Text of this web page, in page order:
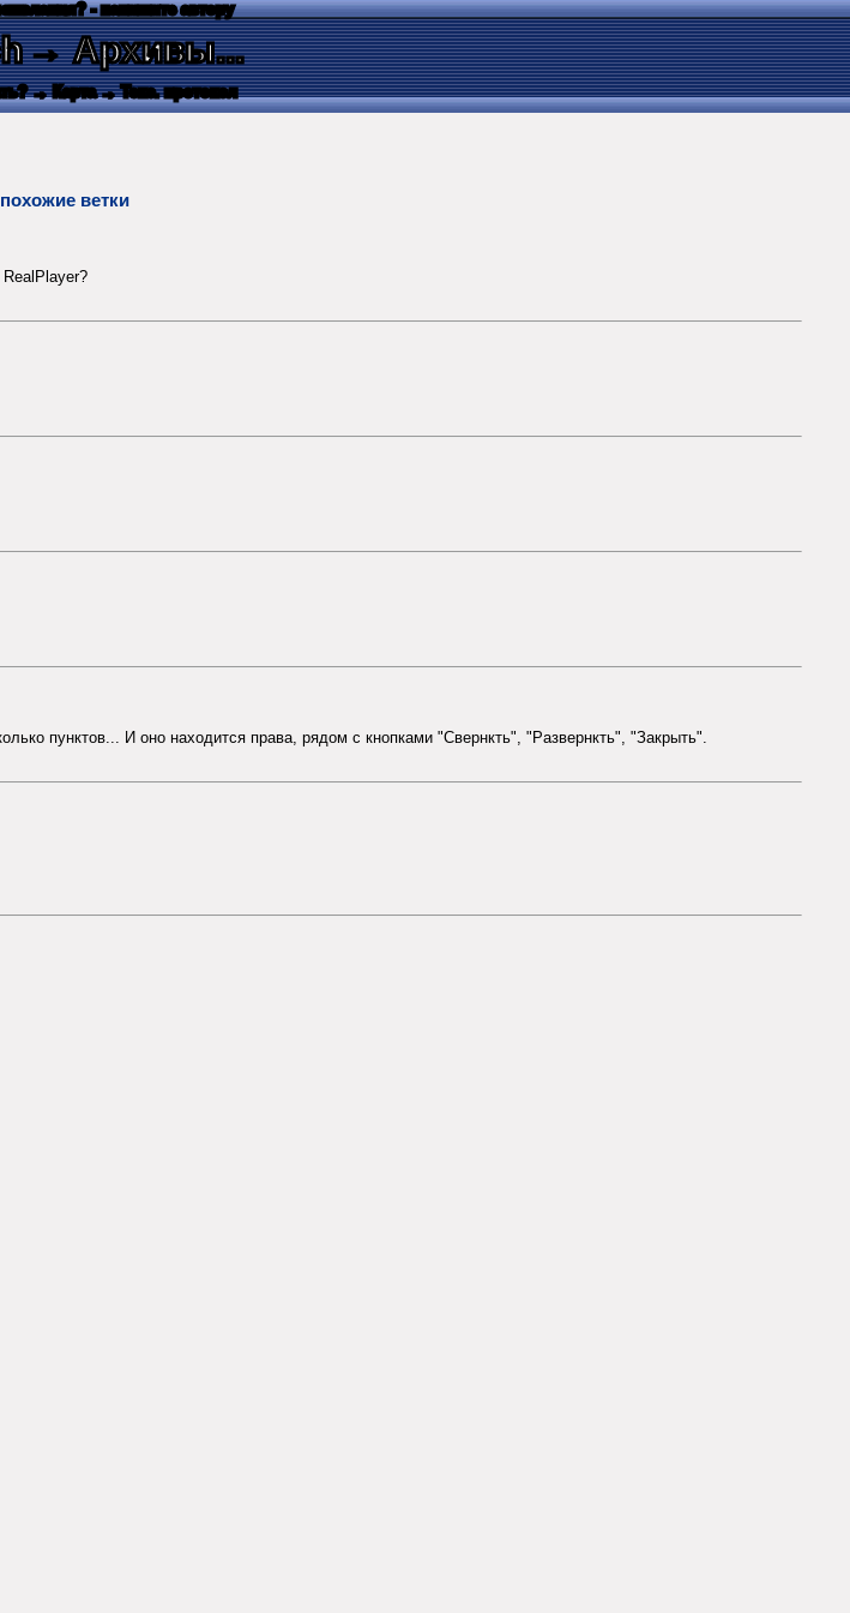
- напишите автору
→ Архивы...
→ Карта → Текс. протокол
ветки
пунктов... И оно находится права, рядом с кнопками "Свернкть", "Развернкть", "Закрыть".